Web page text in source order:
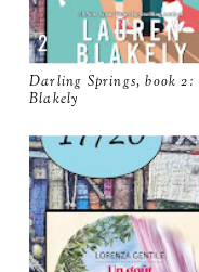
Darling Springs, book
Blakely